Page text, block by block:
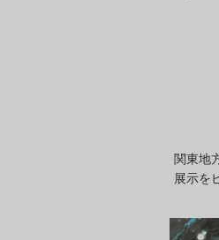
関東地
展示を